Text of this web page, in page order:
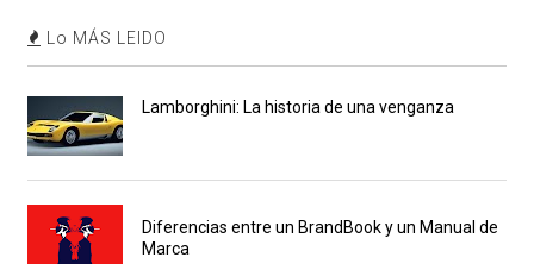
Lo MÁS LEIDO
Lamborghini: La historia de una venganza
Diferencias entre un BrandBook y un Manual de
Marca